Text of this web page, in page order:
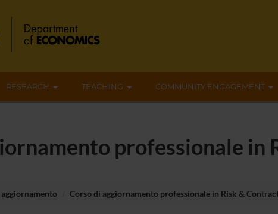
RESEARCH TEACHING COMMUNITY ENGAGEMENT
professionale in
Corso di aggiornamento professionale in Risk &